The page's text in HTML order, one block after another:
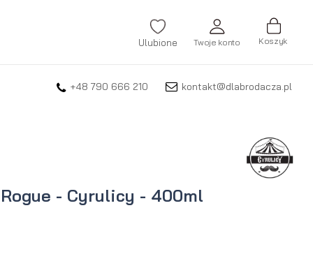
Koszyk
Twoje konto
ZALOGUJ SIĘ
Ulubione
+48 790 666 210 kontakt@dlabrodacza.pl
- Cyrulicy - 400ml